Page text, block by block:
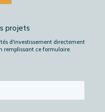
projets
d'investissement directement
remplissant ce formulaire.